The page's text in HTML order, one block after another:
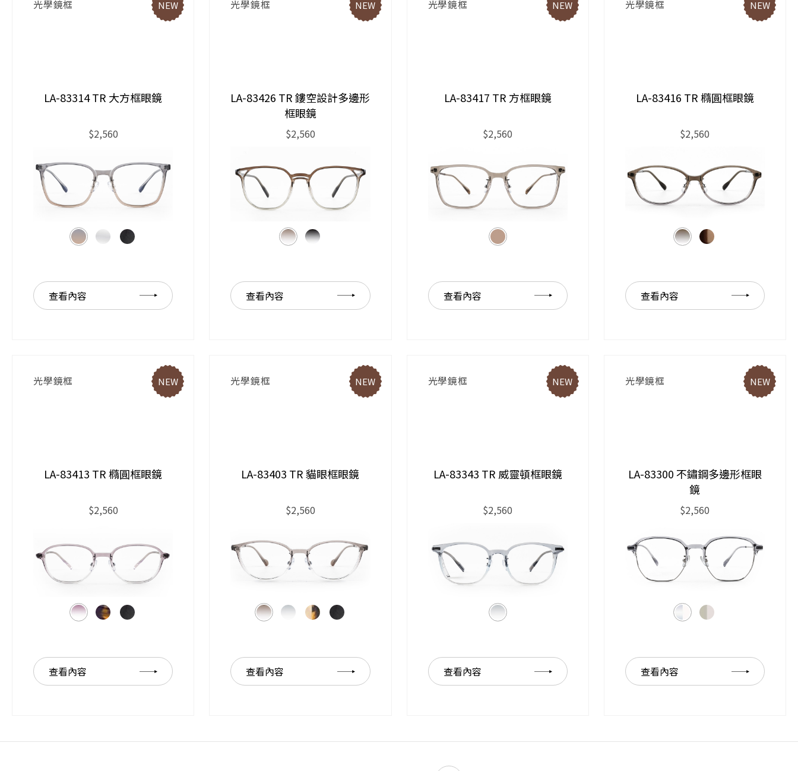
光學鏡框 NEW
LA-83314 TR 大方框眼鏡
$2,560
查看內容
光學鏡框 NEW
LA-83426 TR 鏤空設計多邊形
框眼鏡
$2,560
查看內容
光學鏡框 NEW
LA-83417 TR 方框眼鏡
$2,560
查看內容
光學鏡框 NEW
LA-83416 TR 橢圓框眼鏡
$2,560
查看內容
光學鏡框 NEW
LA-83413 TR 橢圓框眼鏡
$2,560
查看內容
光學鏡框 NEW
LA-83403 TR 貓眼框眼鏡
$2,560
查看內容
光學鏡框 NEW
LA-83343 TR 威靈頓框眼鏡
$2,560
查看內容
光學鏡框 NEW
LA-83300 不鏽鋼多邊形框眼
鏡
$2,560
查看內容